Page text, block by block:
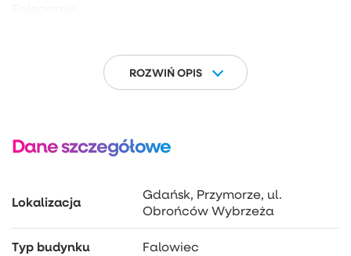
ROZWIŃ OPIS
Dane szczegółowe
Lokalizacja
Gdańsk, Przymorze, ul.
Obrońców Wybrzeża
Typ budynku Falowiec